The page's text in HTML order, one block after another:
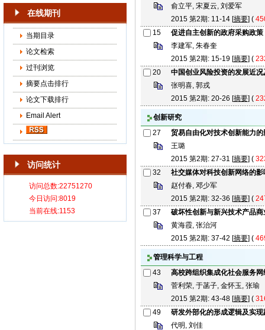
在线期刊
当期目录
论文检索
过刊浏览
摘要点击排行
论文下载排行
Email Alert
访问统计
俞立平, 宋夏云, 刘爱军
2015 第2期: 11-14 [摘要] (
15
促进自主创新的政府采购政策
李建军, 朱春奎
2015 第2期: 15-19 [摘要] (
20
中国创业风险投资的发展近况
张明喜, 郭戎
2015 第2期: 20-26 [摘要] (
创新研究
27
贸易自由化对技术创新能力的
王璐
2015 第2期: 27-31 [摘要] (
32
社交媒体对科技创新网络的影
赵付春, 邓少军
2015 第2期: 32-36 [摘要] (
37
破坏性创新与新兴技术产品
黄海霞, 张治河
2015 第2期: 37-42 [摘要] (
管理科学与工程
43
高校跨组织集成化社会服务
菅利荣, 于菡子, 金怀玉, 张瑜
2015 第2期: 43-48 [摘要] (
49
研发外部化的形成逻辑及实现
代明, 刘佳